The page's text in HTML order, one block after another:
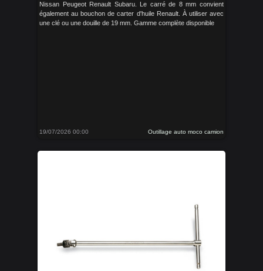
Nissan Peugeot Renault Subaru. Le carré de 8 mm convient
également au bouchon de carter d'huile Renault. À utiliser avec
une clé ou une douille de 19 mm. Gamme complète disponible
19/07/2026 00:00 Outillage auto moco camion